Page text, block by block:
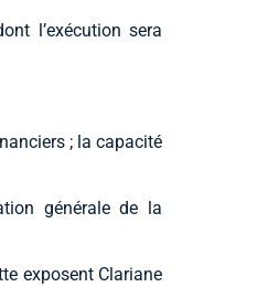
l’exécution sera
; la capacité
générale de la
exposent Clariane